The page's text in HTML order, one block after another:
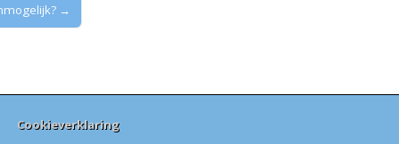
→
Cookieverklaring